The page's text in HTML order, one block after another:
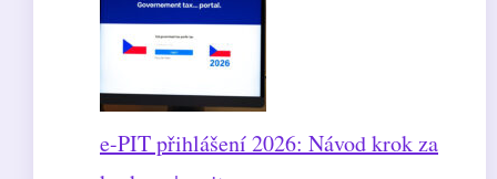
e-PIT přihlášení 2026: Návod krok za